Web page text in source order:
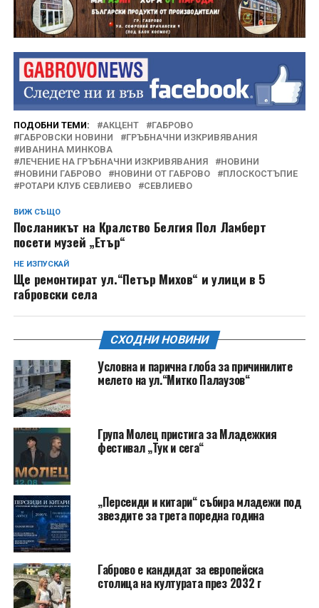
ПОДОБНИ ТЕМИ: АКЦЕНТ
ГАБРОВО
ГАБРОВСКИ НОВИНИ
ГРЪБНАЧНИ ИЗКРИВЯВАНИЯ
ИВАНИНА МИНКОВА
ЛЕЧЕНИЕ НА ГРЪБНАЧНИ ИЗКРИВЯВАНИЯ
НОВИНИ
НОВИНИ ГАБРОВО
НОВИНИ ОТ ГАБРОВО
ПЛОСКОСТЪПИЕ
РОТАРИ КЛУБ СЕВЛИЕВО
СЕВЛИЕВО
ВИЖ СЪЩО
Посланикът на Кралство Белгия Пол Ламберт
посети музей „Етър“
НЕ ИЗПУСКАЙ
Ще ремонтират ул.“Петър Михов“ и улици в 5
габровски села
СХОДНИ НОВИНИ
Условна и парична глоба за причинилите
мелето на ул.“Митко Палаузов“
Група Молец пристига за Младежкия
фестивал „Тук и сега“
„Персеиди и китари“ събира младежи под
звездите за трета поредна година
Габрово е кандидат за европейска
столица на културата през 2032 г